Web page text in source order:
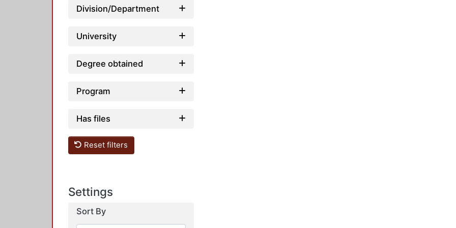
Division/Department
University
Degree obtained
Program
Has files
Reset filters
Settings
Sort By